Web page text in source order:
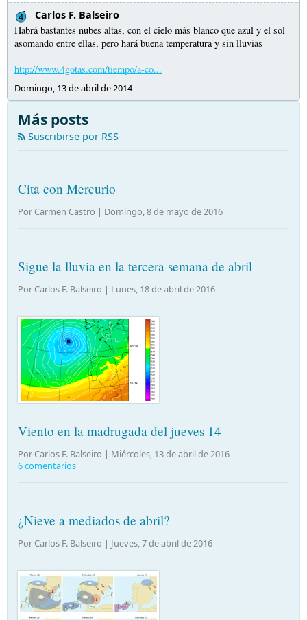
Carlos F. Balseiro
Habrá bastantes nubes altas, con el cielo más blanco que azul y el sol
asomando entre ellas, pero hará buena temperatura y sin lluvias
http://www.4gotas.com/tiempo/a-co...
Domingo, 13 de abril de 2014
Más posts
Suscribirse por RSS
Cita con Mercurio
Por Carmen Castro | Domingo, 8 de mayo de 2016
Sigue la lluvia en la tercera semana de abril
Por Carlos F. Balseiro | Lunes, 18 de abril de 2016
Viento en la madrugada del jueves 14
Por Carlos F. Balseiro | Miércoles, 13 de abril de 2016
6 comentarios
¿Nieve a mediados de abril?
Por Carlos F. Balseiro | Jueves, 7 de abril de 2016